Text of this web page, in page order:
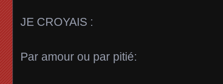
JE CROYAIS :
Par amour ou par pitié: